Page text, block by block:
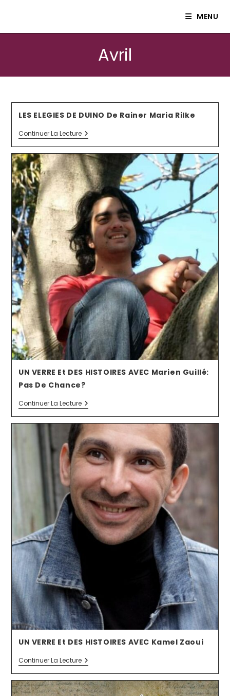
MENU
Avril
LES ELEGIES DE DUINO De Rainer Maria Rilke
Continuer La Lecture
UN VERRE Et DES HISTOIRES AVEC Marien Guillé:
Pas De Chance?
Continuer La Lecture
UN VERRE Et DES HISTOIRES AVEC Kamel Zaoui
Continuer La Lecture